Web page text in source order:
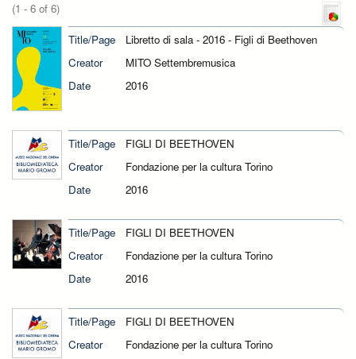
(1 - 6 of 6)
Title/Page
Libretto di sala - 2016 - Figli di Beethoven
Creator
MITO Settembremusica
Date
2016
Title/Page
FIGLI DI BEETHOVEN
Creator
Fondazione per la cultura Torino
Date
2016
Title/Page
FIGLI DI BEETHOVEN
Creator
Fondazione per la cultura Torino
Date
2016
Title/Page
FIGLI DI BEETHOVEN
Creator
Fondazione per la cultura Torino